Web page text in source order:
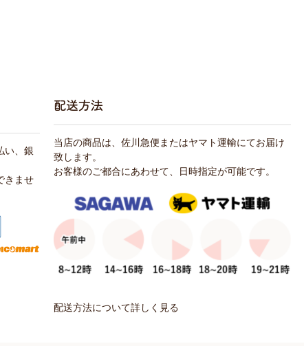
い、銀
きませ
配送方法
当店の商品は、佐川急便またはヤマト運輸にてお届け
致します。
お客様のご都合にあわせて、日時指定が可能です。
配送方法について詳しく見る